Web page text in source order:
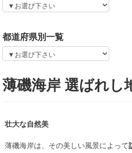
都道府県別一覧
薄磯海岸 選ばれし
壮大な自然美
薄磯海岸は、その美しい風景によって